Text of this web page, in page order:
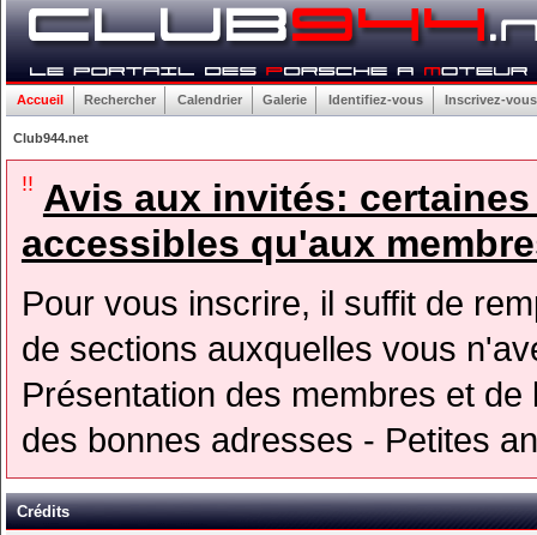
Accueil Rechercher Calendrier Galerie Identifiez-vous Inscrivez-vous
Club944.net
!! Avis aux invités:
accessibles qu'aux
Pour vous inscrire, il suffit de
de sections auxquelles vous
Présentation des membres et
des bonnes adresses - Petites
Crédits